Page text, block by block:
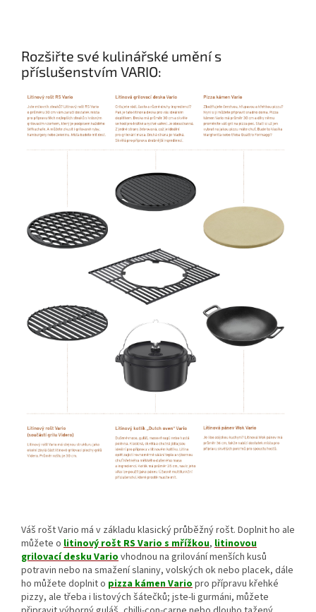
Rozšiřte své kulinářské umění s
příslušenstvím VARIO:
Váš rošt Vario má v základu klasický průběžný rošt. Doplnit ho ale
můžete o litinový rošt RS Vario s mřížkou, litinovou
grilovací desku Vario vhodnou na grilování menších kusů
potravin nebo na smažení slaniny, volských ok nebo placek, dále
ho můžete doplnit o pizza kámen Vario pro přípravu křehké
pizzy, ale třeba i listových šátečků; jste-li gurmáni, můžete